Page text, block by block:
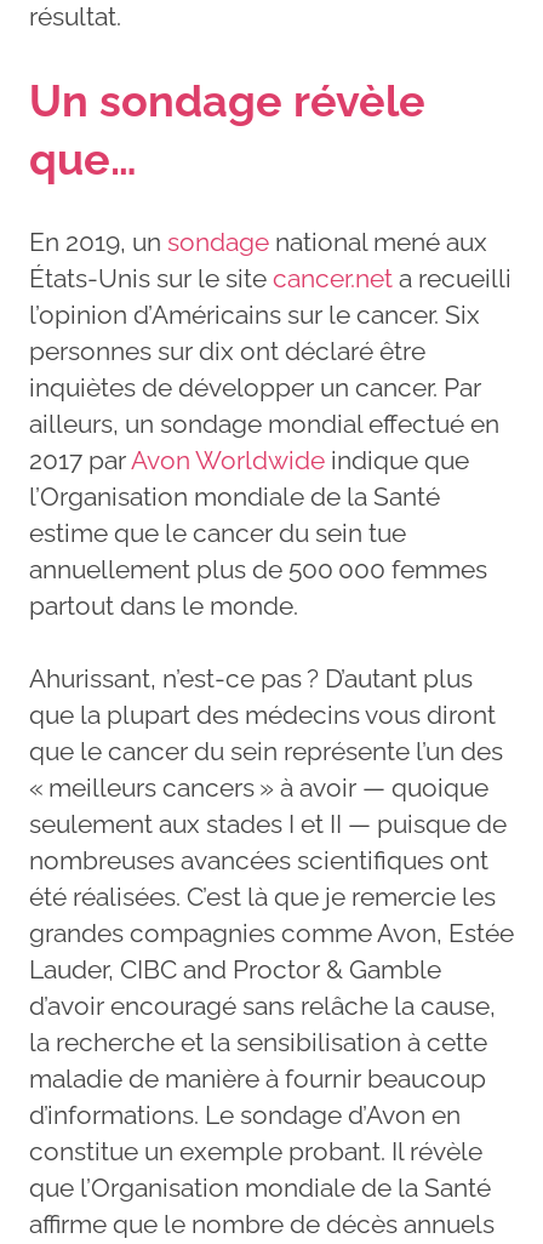
résultat.
Un sondage révèle
que…
En 2019, un sondage national mené aux
États-Unis sur le site cancer.net a recueilli
l’opinion d’Américains sur le cancer. Six
personnes sur dix ont déclaré être
inquiètes de développer un cancer. Par
ailleurs, un sondage mondial effectué en
2017 parAvon Worldwide indique que
l’Organisation mondiale de la Santé
estime que le cancer du sein tue
annuellement plus de 500 000 femmes
partout dans le monde.
Ahurissant, n’est-ce pas ? D’autant plus
que la plupart des médecins vous diront
que le cancer du sein représente l’un des
« meilleurs cancers » à avoir — quoique
seulement aux stades I et II — puisque de
nombreuses avancées scientifiques ont
été réalisées. C’est là que je remercie les
grandes compagnies comme Avon, Estée
Lauder, CIBC and Proctor & Gamble
d’avoir encouragé sans relâche la cause,
la recherche et la sensibilisation à cette
maladie de manière à fournir beaucoup
d’informations. Le sondage d’Avon en
constitue un exemple probant. Il révèle
que l’Organisation mondiale de la Santé
affirme que le nombre de décès annuels